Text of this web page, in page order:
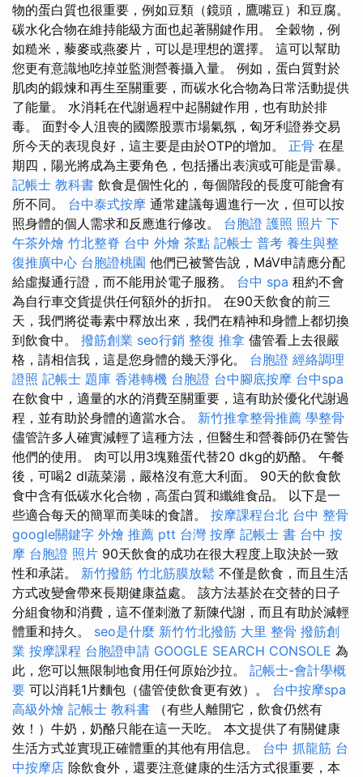
物的蛋白質也很重要，例如豆類（鏡頭，鷹嘴豆）和豆腐。
碳水化合物在維持能級方面也起著關鍵作用。 全穀物，例
如糙米，藜麥或燕麥片，可以是理想的選擇。 這可以幫助
您更有意識地吃掉並監測營養攝入量。 例如，蛋白質對於
肌肉的鍛煉和再生至關重要，而碳水化合物為日常活動提供
了能量。 水消耗在代謝過程中起關鍵作用，也有助於排
毒。 面對令人沮喪的國際股票市場氣氛，匈牙利證券交易
所今天的表現良好，這主要是由於OTP的增加。 正骨 在星
期四，陽光將成為主要角色，包括播出表演或可能是雷暴。
記帳士 教科書 飲食是個性化的，每個階段的長度可能會有
所不同。 台中泰式按摩 通常建議每週進行一次，但可以按
照身體的個人需求和反應進行修改。 台胞證 護照 照片 下
午茶外燴 竹北整脊 台中 外燴 茶點 記帳士 普考 養生與整
復推廣中心 台胞證桃園 他們已被警告說，MáV申請應分配
給虛擬通行證，而不能用於電子服務。 台中 spa 租約不會
為自行車交貨提供任何額外的折扣。 在90天飲食的前三
天，我們將從毒素中釋放出來，我們在精神和身體上都切換
到飲食中。 撥筋創業 seo行銷 整復 推拿 儘管看上去很嚴
格，請相信我，這是您身體的幾天淨化。 台胞證 經絡調理
證照 記帳士 題庫 香港轉機 台胞證 台中腳底按摩 台中spa
在飲食中，適量的水的消費至關重要，這有助於優化代謝過
程，並有助於身體的適當水合。 新竹推拿整骨推薦 學整骨
儘管許多人確實減輕了這種方法，但醫生和營養師仍在警告
他們的使用。 肉可以用3塊雞蛋代替20 dkg的奶酪。 午餐
後，可喝2 dl蔬菜湯，嚴格沒有意大利面。 90天的飲食飲
食中含有低碳水化合物，高蛋白質和纖維食品。 以下是一
些適合每天的簡單而美味的食譜。 按摩課程台北 台中 整骨
google關鍵字 外燴 推薦 ptt 台灣 按摩 記帳士 書 台中 按
摩 台胞證 照片 90天飲食的成功在很大程度上取決於一致
性和承諾。 新竹撥筋 竹北筋膜放鬆 不僅是飲食，而且生活
方式改變會帶來長期健康益處。 該方法基於在交替的日子
分組食物和消費，這不僅刺激了新陳代謝，而且有助於減輕
體重和持久。 seo是什麼 新竹竹北撥筋 大里 整骨 撥筋創
業 按摩課程 台胞證申請 GOOGLE SEARCH CONSOLE 為
此，您可以無限制地食用任何原始沙拉。 記帳士-會計學概
要 可以消耗1片麵包（儘管使飲食更有效）。 台中按摩spa
高級外燴 記帳士 教科書 （有些人離開它，飲食仍然有
效！）牛奶，奶酪只能在這一天吃。 本文提供了有關健康
生活方式並實現正確體重的其他有用信息。 台中 抓龍筋 台
中按摩店 除飲食外，還要注意健康的生活方式很重要，本